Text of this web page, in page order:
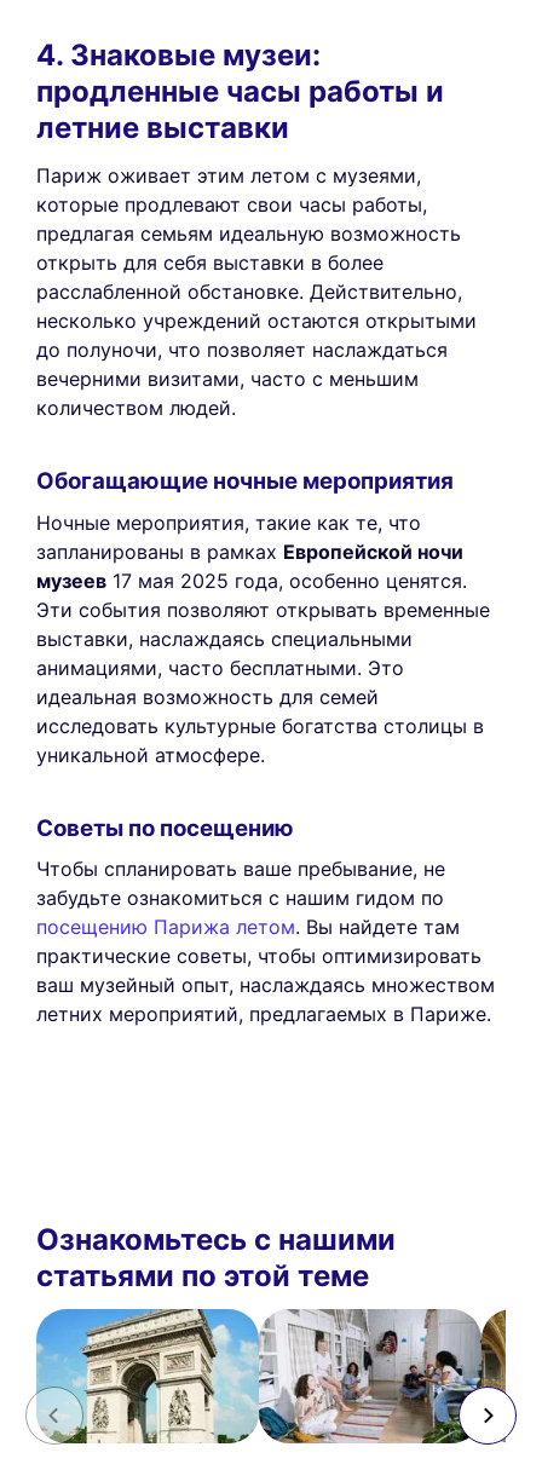
4. Знаковые музеи:
продленные часы работы и
летние выставки
Париж оживает этим летом с музеями,
которые продлевают свои часы работы,
предлагая семьям идеальную возможность
открыть для себя выставки в более
расслабленной обстановке. Действительно,
несколько учреждений остаются открытыми
до полуночи, что позволяет наслаждаться
вечерними визитами, часто с меньшим
количеством людей.
Обогащающие ночные мероприятия
Ночные мероприятия, такие как те, что
запланированы в рамках Европейской ночи
музеев 17 мая 2025 года, особенно ценятся.
Эти события позволяют открывать временные
выставки, наслаждаясь специальными
анимациями, часто бесплатными. Это
идеальная возможность для семей
исследовать культурные богатства столицы в
уникальной атмосфере.
Советы по посещению
Чтобы спланировать ваше пребывание, не
забудьте ознакомиться с нашим гидом по
посещению Парижа летом. Вы найдете там
практические советы, чтобы оптимизировать
ваш музейный опыт, наслаждаясь множеством
летних мероприятий, предлагаемых в Париже.
Ознакомьтесь с нашими
статьями по этой теме